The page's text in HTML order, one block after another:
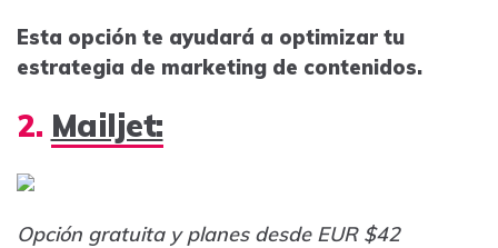
Esta opción te ayudará a optimizar tu
estrategia de marketing de contenidos.
2. Mailjet:
Opción gratuita y planes desde EUR $42